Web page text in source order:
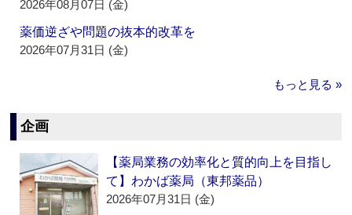
2026年08月07日 (金)
薬価逆ざや問題の抜本的改革を
2026年07月31日 (金)
もっと見る »
企画
【薬局業務の効率化と質的向上を目指し
て】わかば薬局（東邦薬品）
2026年07月31日 (金)